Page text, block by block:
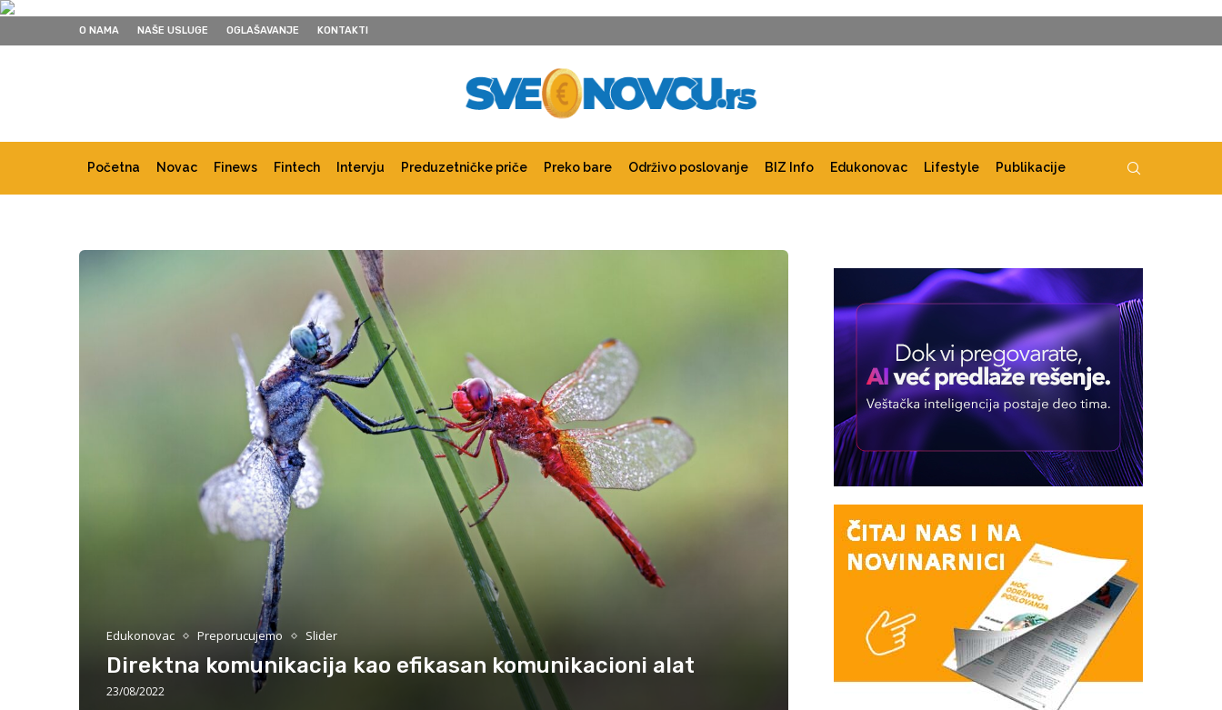
O NAMA NAŠE USLUGE OGLAŠAVANJE KONTAKTI
Početna Novac Finews Fintech Intervju Preduzetničke priče Preko bare Održivo poslovanje BIZ Info Edukonovac Lifestyle Publikacije
Edukonovac Preporucujemo Slider
Direktna komunikacija kao efikasan komunikacioni alat
23/08/2022